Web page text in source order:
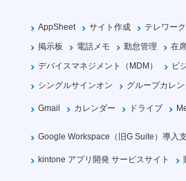
AppSheet サイト作成
テレワーク
掲示板
電話メモ 勤怠管理
在
デバイスマネジメント（MDM）
ビ
シングルサインオン
グループカレ
Gmail カレンダー ドライブ
Google Workspace（旧G Suite）導入
kintone アプリ開発 サービスサイト